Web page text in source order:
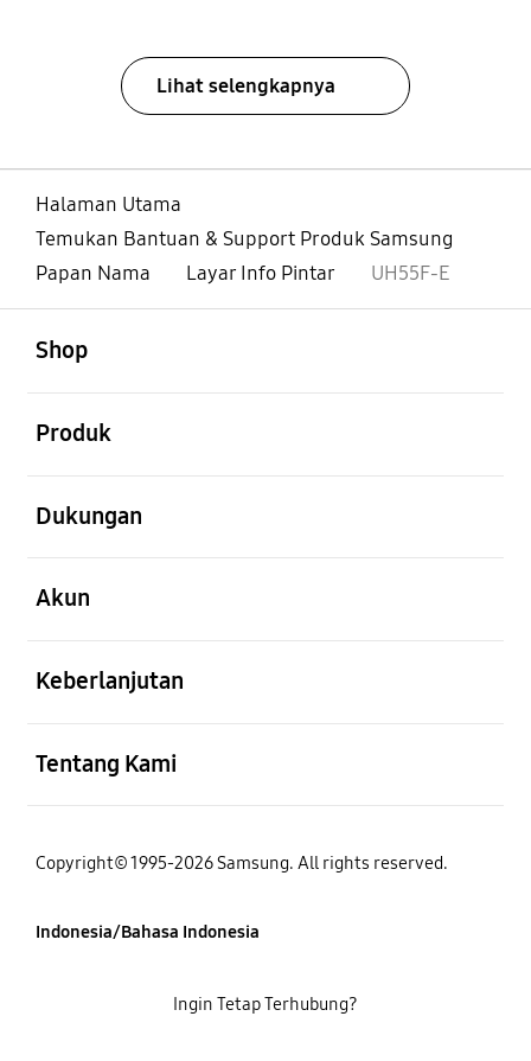
Lihat selengkapnya
Halaman Utama
Temukan Bantuan & Support Produk Samsung
Papan Nama
Layar Info Pintar UH55F-E
Shop
Produk
Dukungan
Akun
Keberlanjutan
Tentang Kami
Copyright© 1995-2026 Samsung. All rights reserved.
Indonesia/Bahasa Indonesia
Ingin Tetap Terhubung?